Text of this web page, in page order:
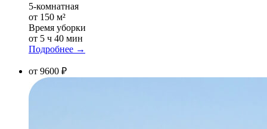
5-комнатная
от 150 м²
Время уборки
от 5 ч 40 мин
Подробнее →
от 9600 ₽